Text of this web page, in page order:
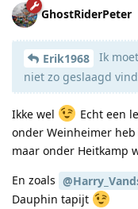
GhostRiderPeter
Erik1968
Ik
niet zo geslaagd
Ikke wel
Echt een
onder Weinheimer
maar onder Heitkamp
En zoals
Dauphin tapijt